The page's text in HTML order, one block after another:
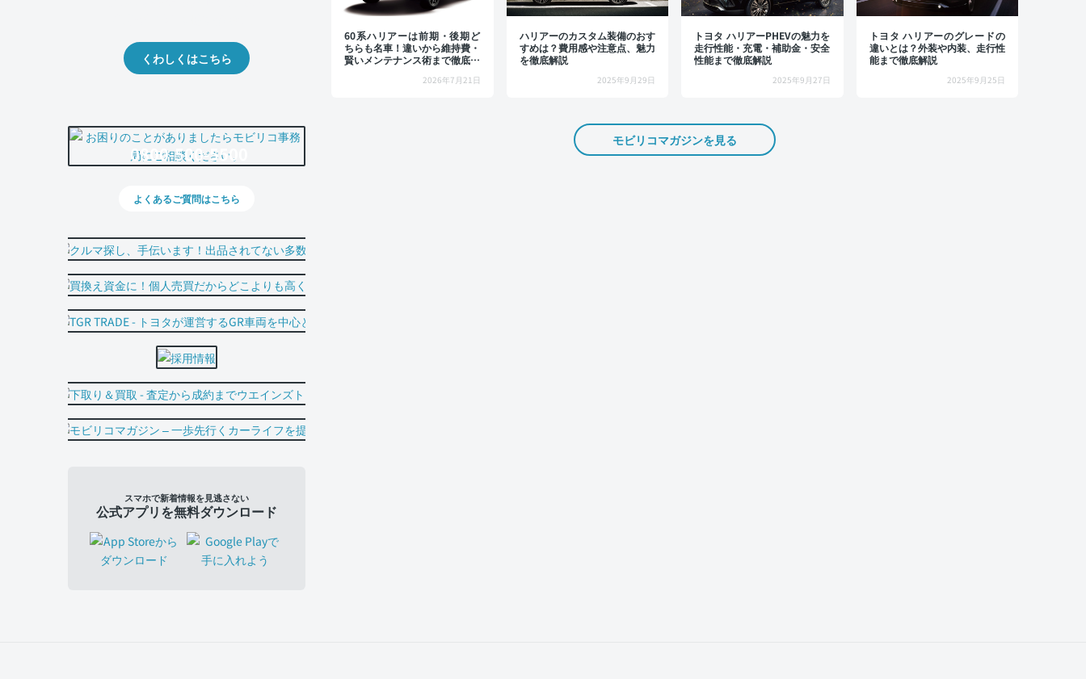
60系ハリアーは前期・後期ど
ちらも名車！違いから維持費・
賢いメンテナンス術まで徹底解
2026年7月21日
ハリアーのカスタム装備のおす
すめは？費用感や注意点、魅力
を徹底解説
2025年9月29日
トヨタ ハリアーPHEVの魅力を
走行性能・充電・補助金・安全
性能まで徹底解説
2025年9月27日
トヨタ ハリアーのグレードの
違いとは？外装や内装、走行性
能まで徹底解説
2025年9月25日
モビリコマガジンを見る
くわしくはこちら
0800-500-5500
よくあるご質問はこちら
スマホで新着情報を見逃さない
公式アプリを無料ダウンロード